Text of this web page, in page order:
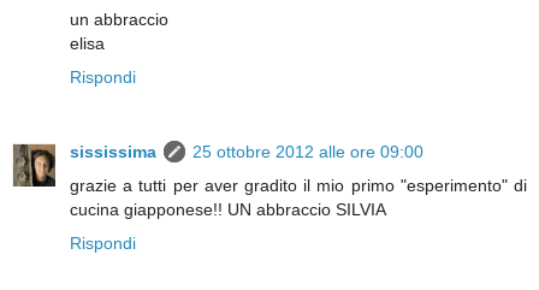
un abbraccio
elisa
Rispondi
sississima
25 ottobre 2012 alle ore 09:00
grazie a tutti per aver gradito il mio primo "esperimento" di
cucina giapponese!! UN abbraccio SILVIA
Rispondi